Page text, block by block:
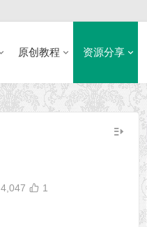
原创教程 资源分享
4,047 1